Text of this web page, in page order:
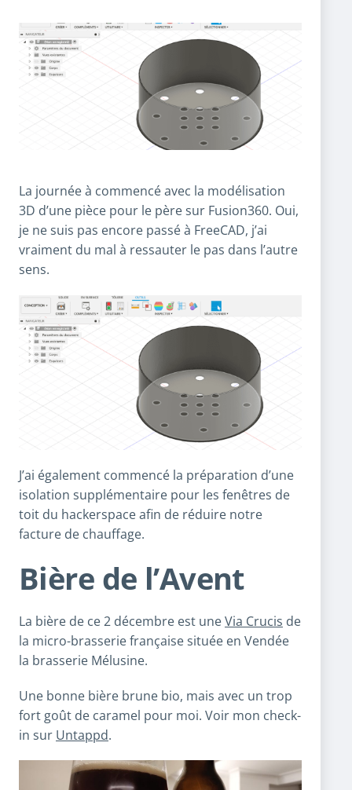
La journée à commencé avec la modélisation
3D d’une pièce pour le père sur Fusion360. Oui,
je ne suis pas encore passé à FreeCAD, j’ai
vraiment du mal à ressauter le pas dans l’autre
sens.
J’ai également commencé la préparation d’une
isolation supplémentaire pour les fenêtres de
toit du hackerspace afin de réduire notre
facture de chauffage.
Bière de l’Avent
La bière de ce 2 décembre est uneVia Crucis de
la micro-brasserie française située en Vendée
la brasserie Mélusine.
Une bonne bière brune bio, mais avec un trop
fort goût de caramel pour moi. Voir mon check-
in sur Untappd.